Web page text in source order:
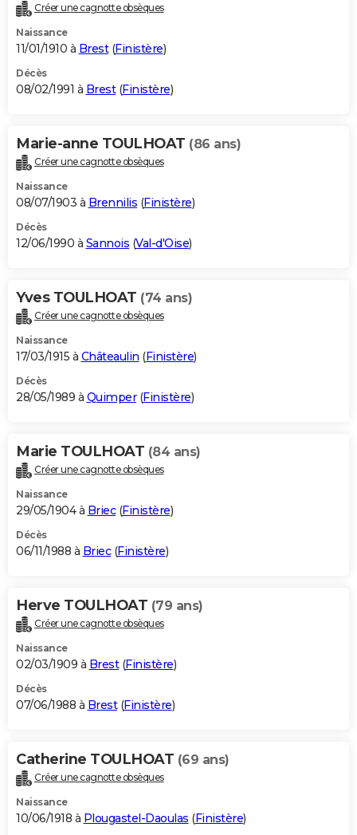
Créer une cagnotte obsèques
Naissance
11/01/1910 à Brest(Finistère)
Décès
08/02/1991 à Brest(Finistère)
Marie-anne TOULHOAT (86 ans)
Créer une cagnotte obsèques
Naissance
08/07/1903 à Brennilis (Finistère)
Décès
12/06/1990 à Sannois (Val-d'Oise)
Yves TOULHOAT (74 ans)
Créer une cagnotte obsèques
Naissance
17/03/1915 à Châteaulin (Finistère)
Décès
28/05/1989 à Quimper(Finistère)
Marie TOULHOAT (84 ans)
Créer une cagnotte obsèques
Naissance
29/05/1904 à Briec(Finistère)
Décès
06/11/1988 à Briec(Finistère)
Herve TOULHOAT (79 ans)
Créer une cagnotte obsèques
Naissance
02/03/1909 à Brest(Finistère)
Décès
07/06/1988 à Brest(Finistère)
Catherine TOULHOAT (69 ans)
Créer une cagnotte obsèques
Naissance
10/06/1918 à Plougastel-Daoulas (Finistère)